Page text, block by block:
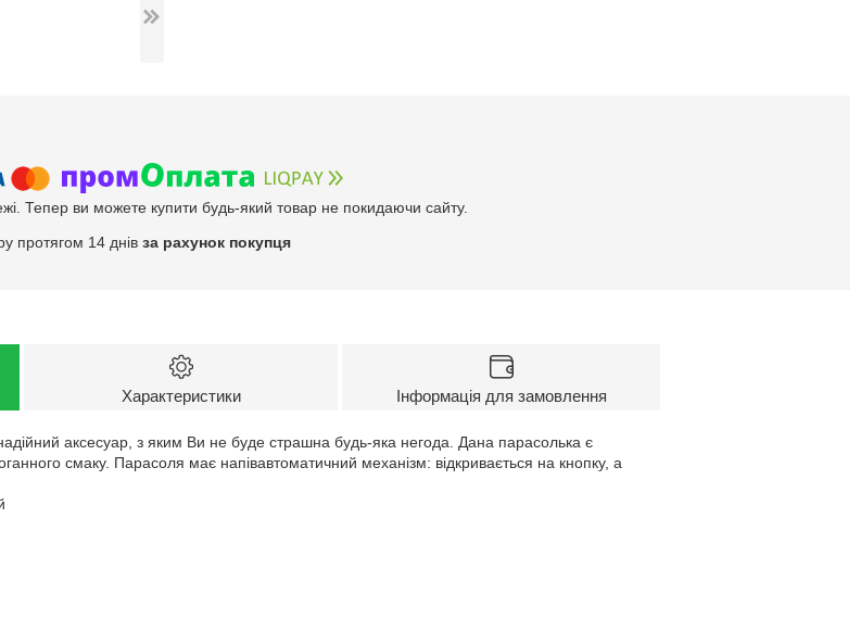
Тепер ви можете купити будь-який товар не покидаючи сайту.
протягом 14 днів за рахунок покупця
Характеристики Інформація для замовлення
аксесуар, з яким Ви не буде страшна будь-яка негода. Дана парасолька є
смаку. Парасоля має напівавтоматичний механізм: відкривається на кнопку, а